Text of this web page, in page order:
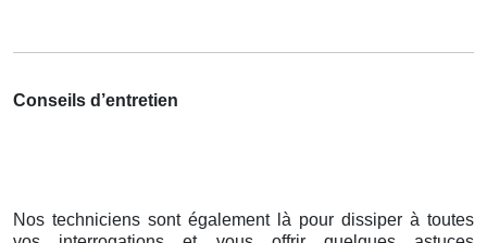
Conseils d’entretien
Nos techniciens sont également là pour dissiper à toutes